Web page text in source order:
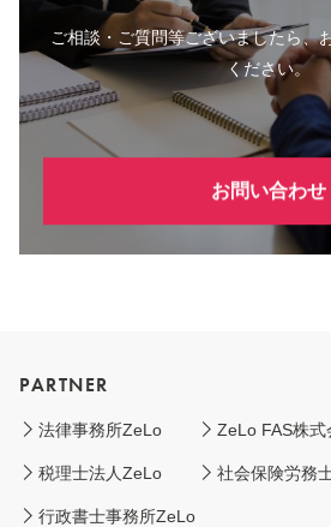
ご相談・ご質問等ございましたら、
ください。
お問い合わせ
PARTNER
法律事務所ZeLo ZeLo FAS株式
税理士法人ZeLo 社会保険労務
行政書士事務所ZeLo